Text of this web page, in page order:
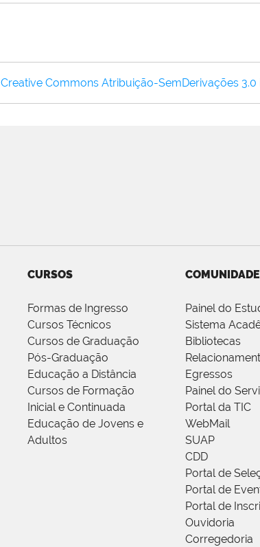
Creative Commons Atribuição-SemDerivações
CURSOS
Formas de Ingresso
Cursos Técnicos
Cursos de Graduação
Pós-Graduação
Educação a Distância
Cursos de Formação
Inicial e Continuada
Educação de Jovens e
Adultos
COMUNIDADE
Painel do
Sistema
Bibliotecas
Egressos
Painel do
Portal da TIC
WebMail
SUAP
CDD
Portal de
Portal de
Portal de
Ouvidoria
Corregedoria